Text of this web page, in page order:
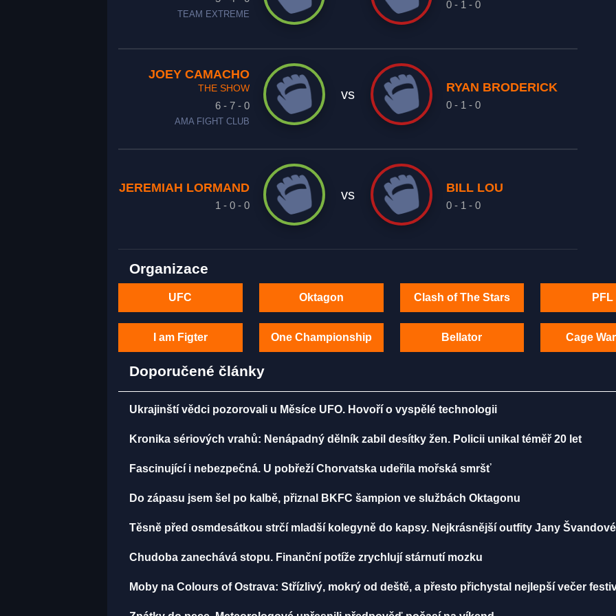
TEAM EXTREME
0 - 1 - 0
JOEY CAMACHO
THE SHOW
6 - 7 - 0
AMA FIGHT CLUB
vs RYAN BRODERICK
0 - 1 - 0
JEREMIAH LORMAND
1 - 0 - 0
vs BILL LOU
0 - 1 - 0
Organizace
UFC Oktagon Clash of The Stars PFL
I am Figter One Championship Bellator Cage
Doporučené články
Ukrajinští vědci pozorovali u Měsíce UFO. Hovoří o vyspělé technologii
Kronika sériových vrahů: Nenápadný dělník zabil desítky žen. Policii unikal téměř 20 let
Fascinující i nebezpečná. U pobřeží Chorvatska udeřila mořská smršť
Do zápasu jsem šel po kalbě, přiznal BKFC šampion ve službách Oktagonu
Těsně před osmdesátkou strčí mladší kolegyně do kapsy. Nejkrásnější outfity Jany
Chudoba zanechává stopu. Finanční potíže zrychlují stárnutí mozku
Moby na Colours of Ostrava: Střízlivý, mokrý od deště, a přesto přichystal nejlepší večer